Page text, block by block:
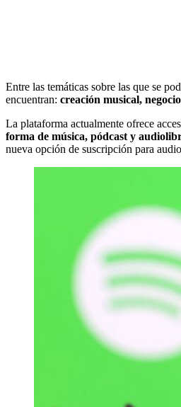
Entre las temáticas sobre las que se
encuentran: creación musical,
La plataforma actualmente ofrece
forma de música, pódcast y
nueva opción de suscripción para